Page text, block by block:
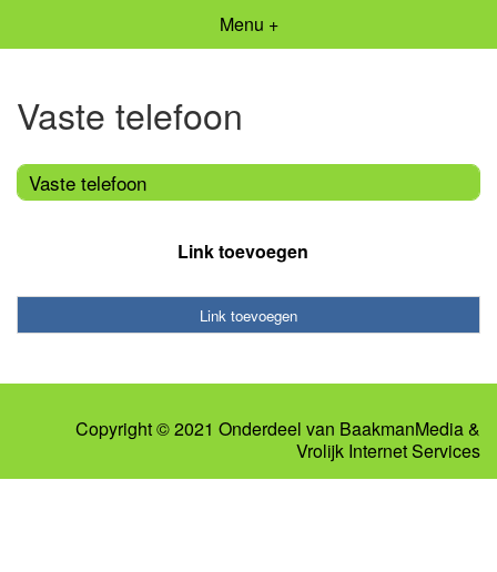
Menu +
Vaste telefoon
Vaste telefoon
Link toevoegen
Link toevoegen
Copyright © 2021 Onderdeel van BaakmanMedia&
Vrolijk Internet Services